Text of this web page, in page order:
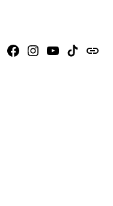
Faceboook
Instagram
YoutubeTiktokissuu